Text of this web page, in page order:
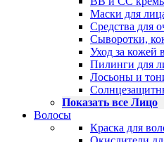
Маски для
Средства для
Сыворотки,
Уход за кожей
Пилинги для
Лосьоны и
Показать все Лицо
Волосы
Краска для